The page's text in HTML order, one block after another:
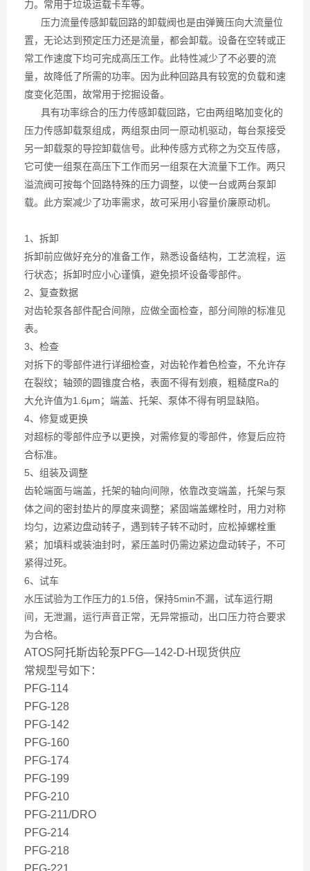
力。常用于垃圾运载卡车等。
压力流量传感卸载回路的卸载阀也是由弹簧压向大流量位
置，无论达到预定压力还是流量，都会卸载。设备在空转或正
常工作速度下均可完成高压工作。此特性减少了不必要的流
量，故降低了所需的功率。因为此种回路具有较宽的负载和速
度变化范围，故常用于挖掘设备。
具有功率综合的压力传感卸载回路，它由两组略加变化的
压力传感卸载泵组成，两组泵由同一原动机驱动，每台泵接受
另一卸载泵的导控卸载信号。此种传感方式称之为交互传感，
它可使一组泵在高压下工作而另一组泵在大流量下工作。两只
溢流阀可按每个回路特殊的压力调整，以使一台或两台泵卸
载。此方案减少了功率需求，故可采用小容量价廉原动机。
1、拆卸
拆卸前应做好充分的准备工作，熟悉设备结构，工艺流程，运
行状态；拆卸时应小心谨慎，避免损坏设备零部件。
2、复查数据
对齿轮泵各部件配合间隙，应做全面检查，部分间隙的标准见
表。
3、检查
对拆下的零部件进行详细检查，对齿轮作着色检查，不允许存
在裂纹；轴颈的圆锥度合格，表面不得有划痕，粗糙度Ra的
大允许值为1.6μm；端盖、托架、泵体不得有明显缺陷。
4、修复或更换
对超标的零部件应予以更换，对需修复的零部件，修复后应符
合标准。
5、组装及调整
齿轮端面与端盖，托架的轴向间隙，依靠改变端盖，托架与泵
体之间的密封垫片的厚度来调整；紧固端盖螺栓时，用力对称
均匀，边紧边盘动转子，遇到转子转不动时，应松掉螺栓重
紧；加填料或装油封时，紧压盖时仍需边紧边盘动转子，不可
紧得过死。
6、试车
水压试验为工作压力的1.5倍，保持5min不漏，试车运行期
间，无泄漏，运行声音正常，无异常振动，出口压力符合要求
为合格。
ATOS阿托斯齿轮泵PFG—142-D-H现货供应
常规型号如下：
PFG-114
PFG-128
PFG-142
PFG-160
PFG-174
PFG-199
PFG-210
PFG-211/DRO
PFG-214
PFG-218
PFG-221